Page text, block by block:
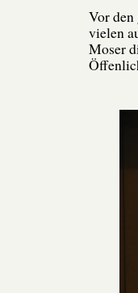
Vor
vielen
Moser